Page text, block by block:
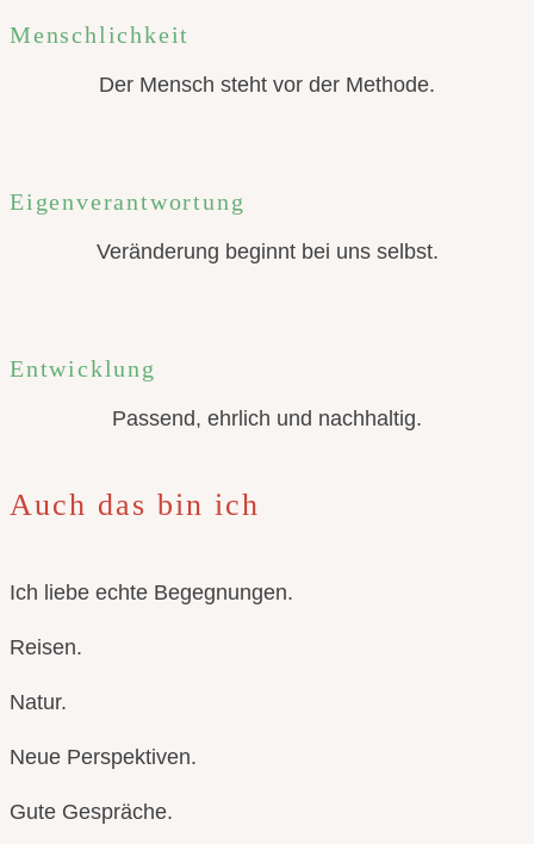
Menschlichkeit
Der Mensch steht vor der Methode.
Eigenverantwortung
Veränderung beginnt bei uns selbst.
Entwicklung
Passend, ehrlich und nachhaltig.
Auch das bin ich
Ich liebe echte Begegnungen.
Reisen.
Natur.
Neue Perspektiven.
Gute Gespräche.